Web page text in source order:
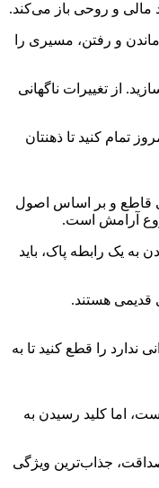
و روحی باز می‌کند.
و رفتن، مسیری را
از تغییرات ناگهانی
تمام کنید تا ذهنتان
قاطع و بر اساس اصول
آرامش است.
به یک رابطه پاک، باید
قدیمی هستند.
ندارد را قطع کنید تا به
اما کلید رسیدن به
جذاب‌ترین ویژگی